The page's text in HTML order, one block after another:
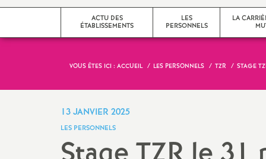
i
c
ACTU DES
ÉTABLISSEMENTS
Seine-Saint-Denis
LES
PERSONNELS
Professeur-e-s
documentalistes
LA
obligations de
VOUS ÊTES ICI : ACCUEIL LES PERSONNELS TZR STAGE
13 JANVIER 2025
LES PERSONNELS